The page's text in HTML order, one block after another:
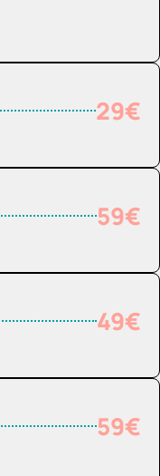
29€
59€
49€
59€